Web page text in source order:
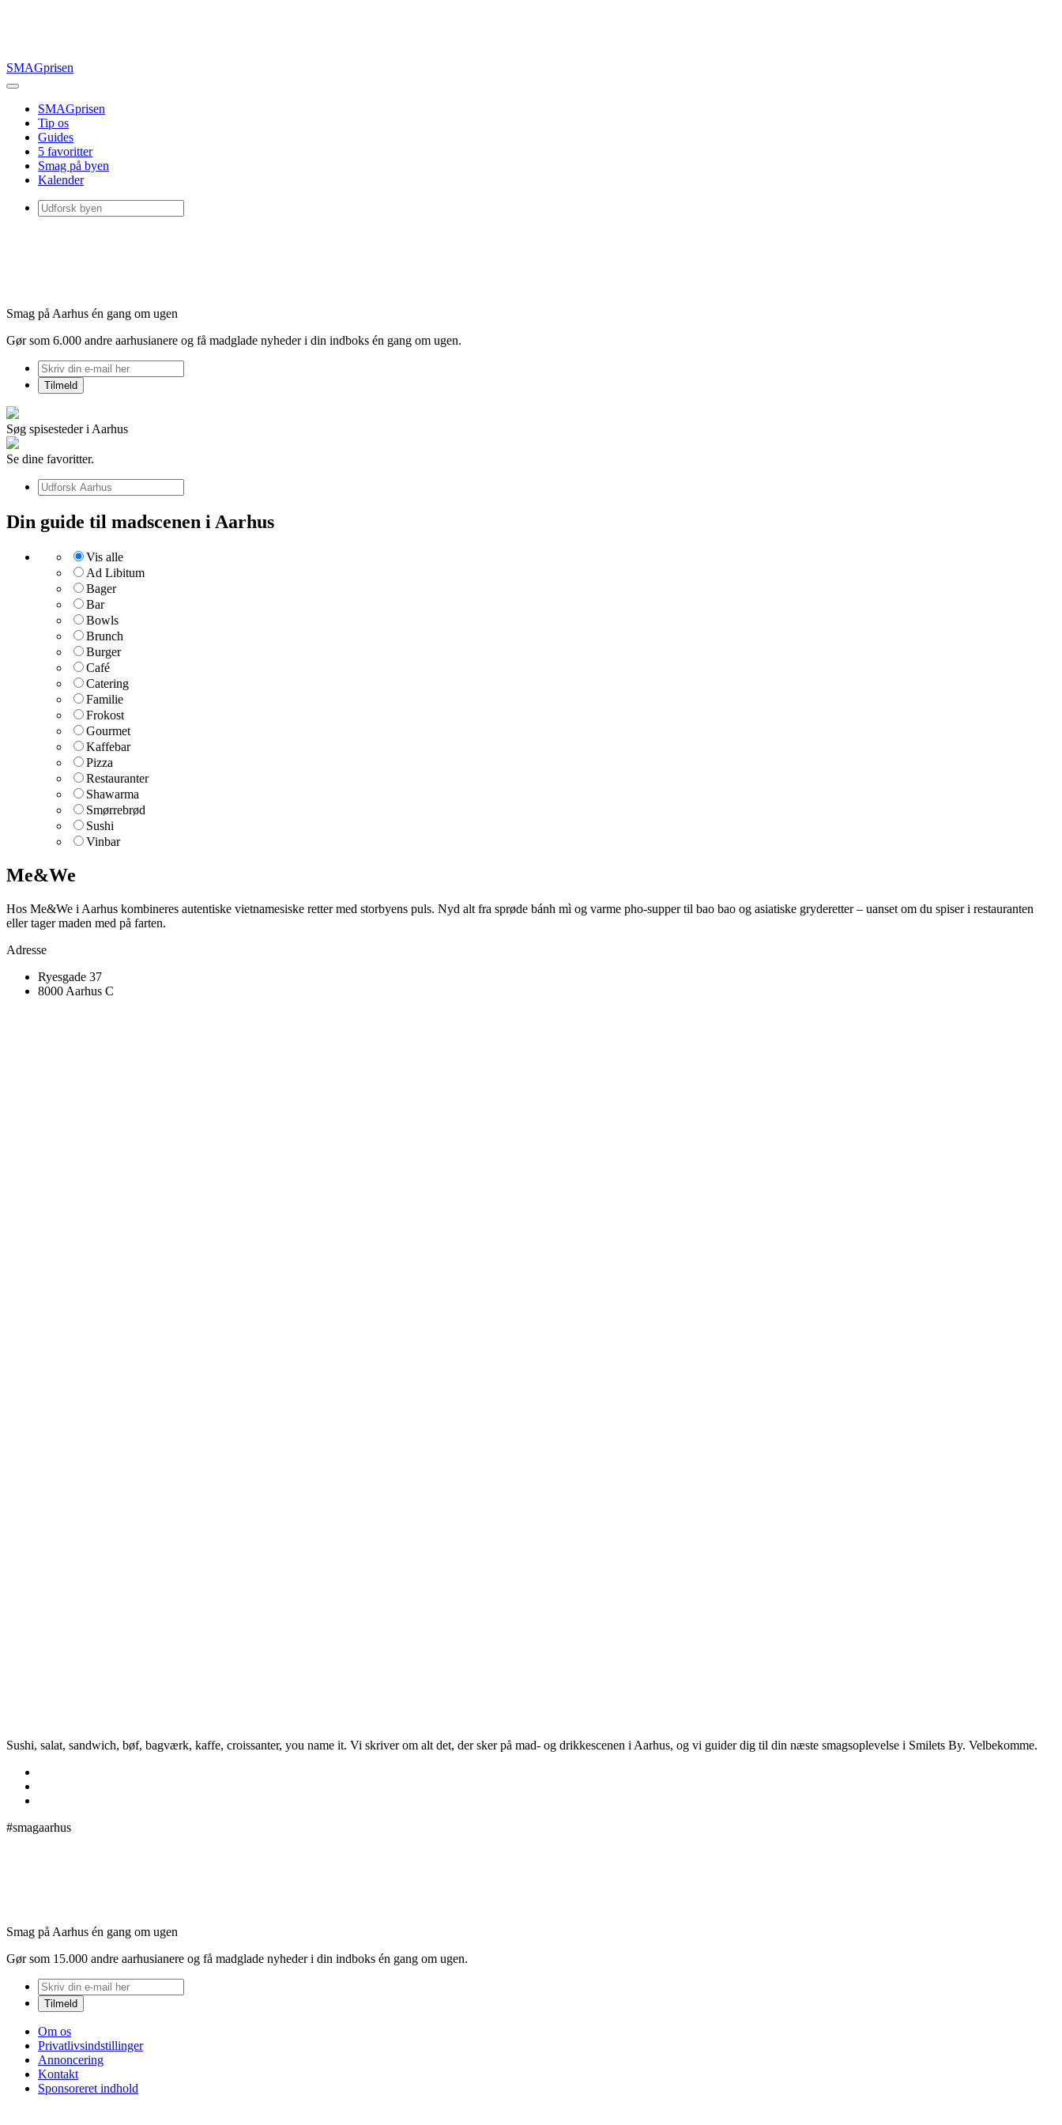
SMAGprisen
SMAGprisen
Tip os
Guides
5 favoritter
Smag på byen
Kalender
Smag på Aarhus én gang om ugen
Gør som 6.000 andre aarhusianere og få madglade nyheder i din indboks én gang om ugen.
Søg spisesteder i Aarhus
Se dine favoritter.
Din guide til madscenen i Aarhus
Vis alle
Ad Libitum
Bager
Bar
Bowls
Brunch
Burger
Café
Catering
Familie
Frokost
Gourmet
Kaffebar
Pizza
Restauranter
Shawarma
Smørrebrød
Sushi
Vinbar
Me&We
Hos Me&We i Aarhus kombineres autentiske vietnamesiske retter med storbyens puls. Nyd alt fra sprøde bánh mì og varme pho-supper til bao bao og asiatiske gryderetter – uanset om du spiser i restauranten
eller tager maden med på farten.
Adresse
Ryesgade 37
8000 Aarhus C
Sushi, salat, sandwich, bøf, bagværk, kaffe, croissanter, you name it. Vi skriver om alt det, der sker på mad- og drikkescenen i Aarhus, og vi guider dig til din næste smagsoplevelse i Smilets By. Velbekomme.
#smagaarhus
Smag på Aarhus én gang om ugen
Gør som 15.000 andre aarhusianere og få madglade nyheder i din indboks én gang om ugen.
Om os
Privatlivsindstillinger
Annoncering
Kontakt
Sponsoreret indhold